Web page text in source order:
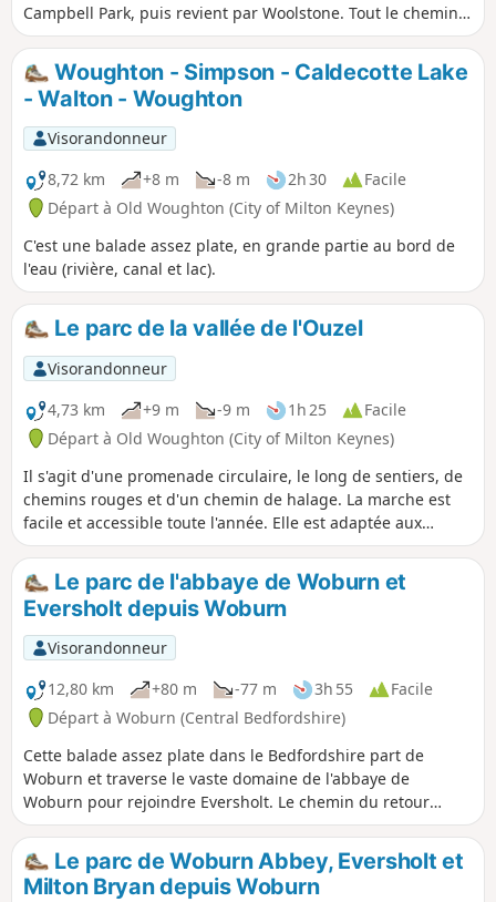
Campbell Park, puis revient par Woolstone. Tout le chemin
est sur des sentiers goudronnés.
Woughton - Simpson - Caldecotte Lake
- Walton - Woughton
Visorandonneur
8,72 km
+8 m -8 m 2h 30
Facile
Départ à Old Woughton (City of Milton Keynes)
C'est une balade assez plate, en grande partie au bord de
l'eau (rivière, canal et lac).
Le parc de la vallée de l'Ouzel
Visorandonneur
4,73 km
+9 m -9 m 1h 25
Facile
Départ à Old Woughton (City of Milton Keynes)
Il s'agit d'une promenade circulaire, le long de sentiers, de
chemins rouges et d'un chemin de halage. La marche est
facile et accessible toute l'année. Elle est adaptée aux
fauteuils roulants, bien qu'il y ait une pente au début du
sentier qui pourrait poser des problèmes à certains
utilisateurs de fauteuils roulants manuels.
Le parc de l'abbaye de Woburn et
Eversholt depuis Woburn
Visorandonneur
12,80 km
+80 m -77 m 3h 55
Facile
Départ à Woburn (Central Bedfordshire)
Cette balade assez plate dans le Bedfordshire part de
Woburn et traverse le vaste domaine de l'abbaye de
Woburn pour rejoindre Eversholt. Le chemin du retour
passe encore une fois par le parc de l'abbaye.
Le parc de Woburn Abbey, Eversholt et
Milton Bryan depuis Woburn